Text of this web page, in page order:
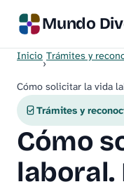
Mundo
Inicio
›
Trámites y
Cómo solicitar la vida
Trámites y
Cómo
laboral.